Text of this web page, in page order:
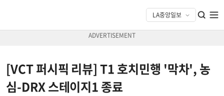
[VCT 퍼시픽 리뷰] T1 호치민행 '막차', 농
심-DRX 스테이지1 종료